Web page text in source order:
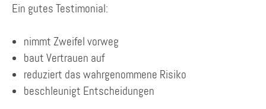
Ein gutes Testimonial:
nimmt Zweifel vorweg
baut Vertrauen auf
reduziert das wahrgenommene Risiko
beschleunigt Entscheidungen